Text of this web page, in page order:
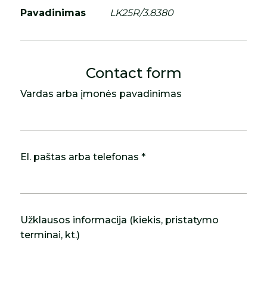
Pavadinimas LK25R/3.8380
Contact form
Vardas arba įmonės pavadinimas
El. paštas arba telefonas *
Užklausos informacija (kiekis, pristatymo
terminai, kt.)